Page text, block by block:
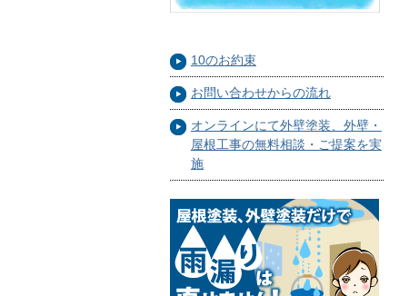
10のお約束
お問い合わせからの流れ
オンラインにて外壁塗装、外壁・
屋根工事の無料相談・ご提案を実
施